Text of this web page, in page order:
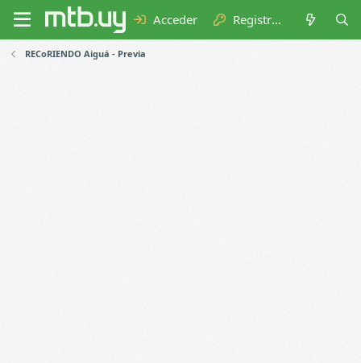
Acceder Registrarse
RECoRIENDO Aiguá - Previa